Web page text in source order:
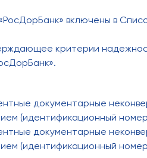
включены в
критерии
документарные
(идентификационный номер
документарные
(идентификационный номер